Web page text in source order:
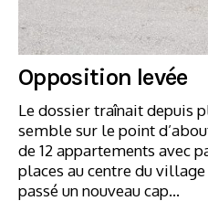
Opposition levée
Le dossier traînait depuis
semble sur le point
de 12 appartements avec
places au centre du village
passé un nouveau cap…